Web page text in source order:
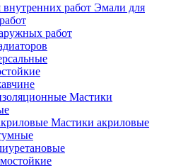
Эмали для
работ
Мастики
Мастики акриловые